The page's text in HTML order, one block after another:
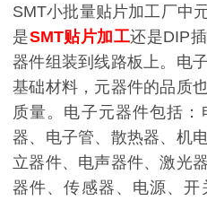
SMT小批量贴片加工厂中
是SMT贴片加工还是DIP
器件组装到线路板上。电
基础材料，元器件的品质
质量。电子元器件包括
器、电子管、散热器、机
立器件、电声器件、激光
器件、传感器、电源、